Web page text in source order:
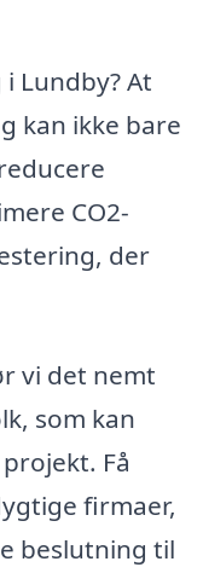
Lundby? At
kan ikke bare
CO2-
der
vi det nemt
som kan
Få
firmaer,
beslutning til